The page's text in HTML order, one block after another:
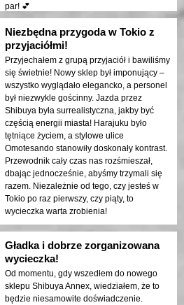
par! 💕
Niezbędna przygoda w Tokio z
przyjaciółmi!
Przyjechałem z grupą przyjaciół i bawiliśmy
się świetnie! Nowy sklep był imponujący –
wszystko wyglądało elegancko, a personel
był niezwykle gościnny. Jazda przez
Shibuya była surrealistyczna, jakby być
częścią energii miasta! Harajuku było
tętniące życiem, a stylowe ulice
Omotesando stanowiły doskonały kontrast.
Przewodnik cały czas nas rozśmieszał,
dbając jednocześnie, abyśmy trzymali się
razem. Niezależnie od tego, czy jesteś w
Tokio po raz pierwszy, czy piąty, to
wycieczka warta zrobienia!
Gładka i dobrze zorganizowana
wycieczka!
Od momentu, gdy wszedłem do nowego
sklepu Shibuya Annex, wiedziałem, że to
będzie niesamowite doświadczenie.